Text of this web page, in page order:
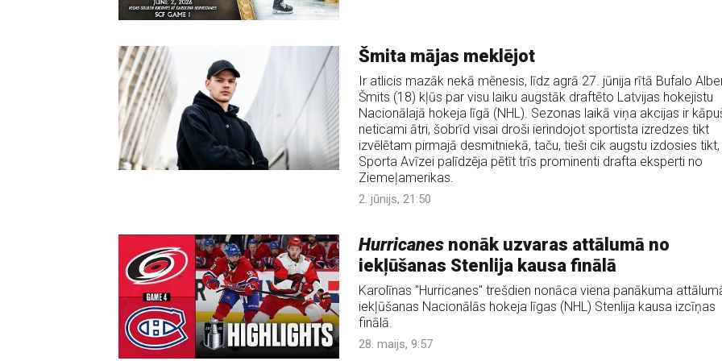
Šmita mājas meklējot
Ir atlicis mazāk nekā mēnesis, līdz agrā 27. jūnija rītā Bufalo
Šmits (18) kļūs par visu laiku augstāk draftēto Latvijas hokejistu
Nacionālajā hokeja līgā (NHL). Sezonas laikā viņa akcijas ir
neticami ātri, šobrīd visai droši ierindojot sportista izredzes tikt
izvēlētam pirmajā desmitniekā, taču, tieši cik augstu izdosies tikt,
Sporta Avīzei palīdzēja pētīt trīs prominenti drafta eksperti no
Ziemeļamerikas.
2. jūnijs, 21:50
Hurricanesnonāk uzvaras attālumā no
iekļūšanas Stenlija kausa finālā
Karolīnas "Hurricanes" trešdien nonāca viena panākuma
iekļūšanas Nacionālās hokeja līgas (NHL) Stenlija kausa izcīņas
finālā.
28. maijs, 9:57